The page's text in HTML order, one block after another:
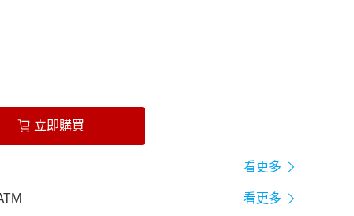
立即購買
看更多
看更多